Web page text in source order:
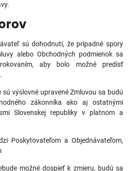
sú dohodnutí, že prípadné spory
alebo Obchodných podmienok sa
aby bolo možné predísť
výslovné upravené Zmluvou sa budú
zákonníka ako aj ostatnými
Slovenskej republiky v platnom a
Poskytovateľom a Objednávateľom,
možné dospieť k zmieru, budú sa